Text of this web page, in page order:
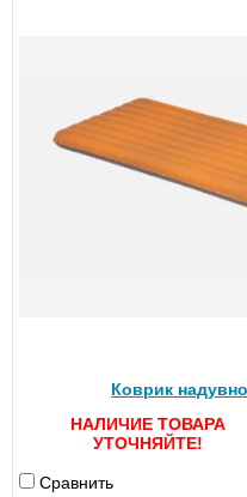
Коврик
НАЛИЧИЕ ТОВАРА
УТОЧНЯЙТЕ!
Сравнить